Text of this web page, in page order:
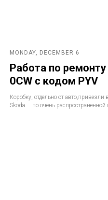
MONDAY, DECEMBER 6
Работа по ремонту
0CW с кодом PYV
Коробку, отдельно от
Skoda ... по очень распространенной